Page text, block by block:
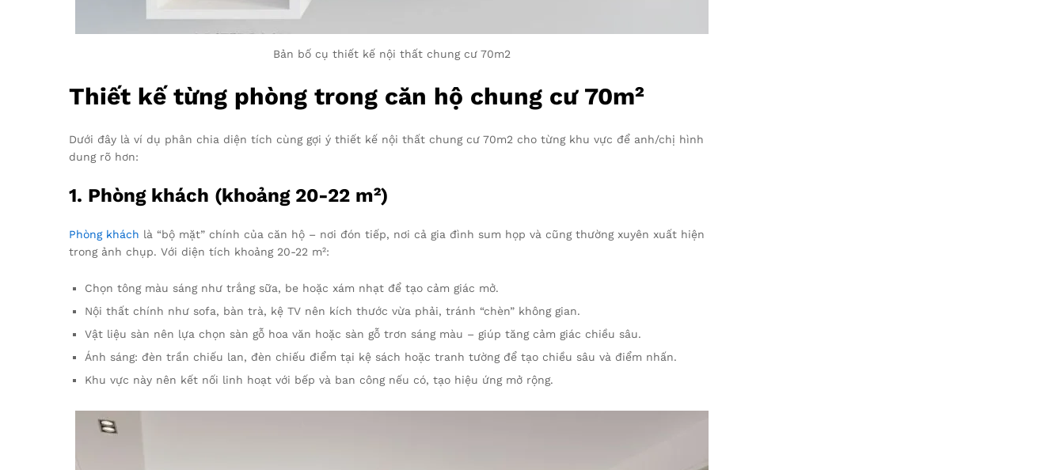
Bản bố cụ thiết kế nội thất chung cư 70m2
Thiết kế từng phòng trong căn hộ chung cư 70m²
Dưới đây là ví dụ phân chia diện tích cùng gợi ý thiết kế nội thất chung cư 70m2 cho từng khu vực để anh/chị hình
dung rõ hơn:
1. Phòng khách (khoảng 20-22 m²)
Phòng khách là “bộ mặt” chính của căn hộ – nơi đón tiếp, nơi cả gia đình sum họp và cũng thường xuyên xuất hiện
trong ảnh chụp. Với diện tích khoảng 20-22 m²:
Chọn tông màu sáng như trắng sữa, be hoặc xám nhạt để tạo cảm giác mở.
Nội thất chính như sofa, bàn trà, kệ TV nên kích thước vừa phải, tránh “chèn” không gian.
Vật liệu sàn nên lựa chọn sàn gỗ hoa văn hoặc sàn gỗ trơn sáng màu – giúp tăng cảm giác chiều sâu.
Ánh sáng: đèn trần chiếu lan, đèn chiếu điểm tại kệ sách hoặc tranh tường để tạo chiều sâu và điểm nhấn.
Khu vực này nên kết nối linh hoạt với bếp và ban công nếu có, tạo hiệu ứng mở rộng.